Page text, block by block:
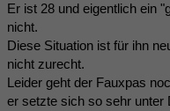
Er ist 28 und eigentlich ein
nicht.
Diese Situation ist für ihn
nicht zurecht.
Leider geht der Fauxpas
er setzte sich so sehr unter